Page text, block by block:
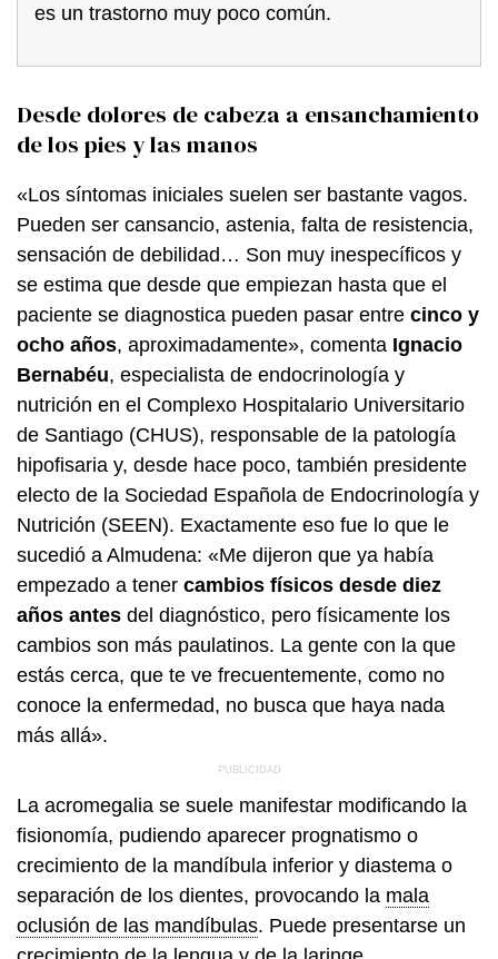
es un trastorno muy poco común.
Desde dolores de cabeza a ensanchamiento
de los pies y las manos
«Los síntomas iniciales suelen ser bastante vagos.
Pueden ser cansancio, astenia, falta de resistencia,
sensación de debilidad… Son muy inespecíficos y
se estima que desde que empiezan hasta que el
paciente se diagnostica pueden pasar entre cinco y
ocho años, aproximadamente», comenta Ignacio
Bernabéu, especialista de endocrinología y
nutrición en el Complexo Hospitalario Universitario
de Santiago (CHUS), responsable de la patología
hipofisaria y, desde hace poco, también presidente
electo de la Sociedad Española de Endocrinología y
Nutrición (SEEN). Exactamente eso fue lo que le
sucedió a Almudena: «Me dijeron que ya había
empezado a tener cambios físicos desde diez
años antes del diagnóstico, pero físicamente los
cambios son más paulatinos. La gente con la que
estás cerca, que te ve frecuentemente, como no
conoce la enfermedad, no busca que haya nada
más allá».
La acromegalia se suele manifestar modificando la
fisionomía, pudiendo aparecer prognatismo o
crecimiento de la mandíbula inferior y diastema o
separación de los dientes, provocando la mala
oclusión de las mandíbulas. Puede presentarse un